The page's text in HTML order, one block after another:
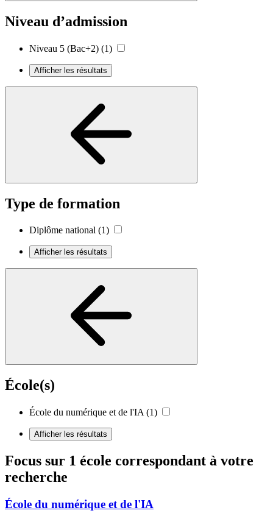
Niveau d’admission
Niveau 5 (Bac+2) (1)
Afficher les résultats
Type de formation
Diplôme national (1)
Afficher les résultats
École(s)
École du numérique et de l'IA (1)
Afficher les résultats
Focus sur 1 école correspondant à votre
recherche
École du numérique et de l'IA